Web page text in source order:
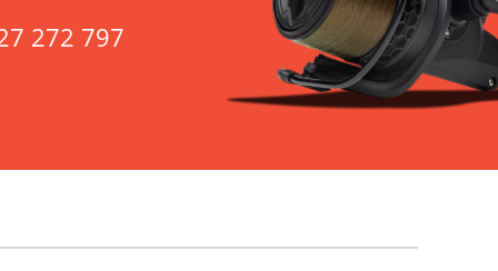
272 797